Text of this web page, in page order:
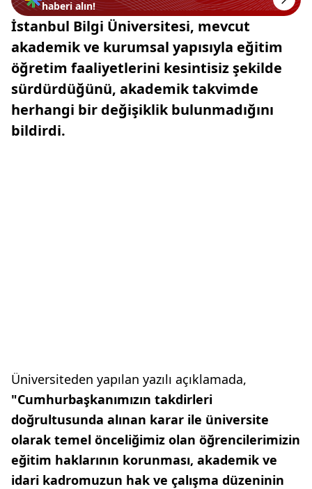
haberi alın!
İstanbul Bilgi Üniversitesi, mevcut
akademik ve kurumsal yapısıyla eğitim
öğretim faaliyetlerini kesintisiz şekilde
sürdürdüğünü, akademik takvimde
herhangi bir değişiklik bulunmadığını
bildirdi.
Üniversiteden yapılan yazılı açıklamada,
"Cumhurbaşkanımızın takdirleri
doğrultusunda alınan karar ile üniversite
olarak temel önceliğimiz olan öğrencilerimizin
eğitim haklarının korunması, akademik ve
idari kadromuzun hak ve çalışma düzeninin